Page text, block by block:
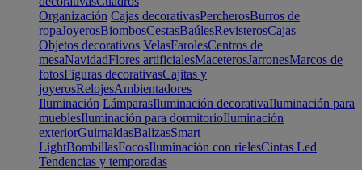
Organización Cajas decorativasPercherosBurros de
ropaJoyerosBiombosCestasBaúlesRevisterosCajas
Objetos decorativos VelasFarolesCentros de
mesaNavidadFlores artificialesMaceterosJarronesMarcos de
fotosFiguras decorativasCajitas y
joyerosRelojesAmbientadores
Iluminación LámparasIluminación decorativaIluminación para
mueblesIluminación para dormitorioIluminación
exteriorGuirnaldasBalizasSmart
LightBombillasFocosIluminación con rielesCintas Led
Tendencias y temporadas